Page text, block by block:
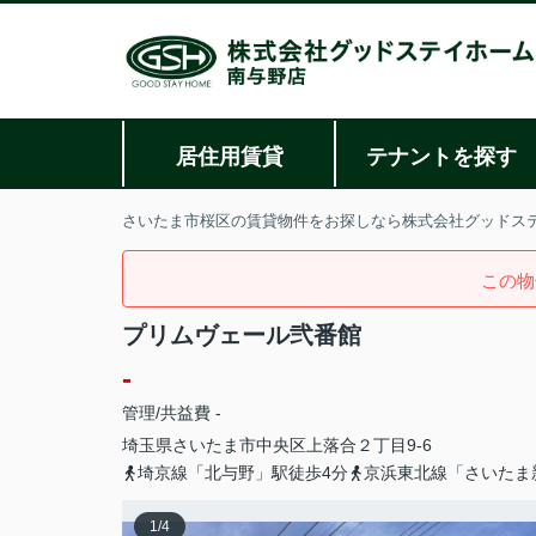
居住用賃貸 テナントを探す
さいたま市桜区の賃貸物件をお探しなら株式会社グッドス
この
プリムヴェール弐番館
-
管理/共益費 -
埼玉県さいたま市中央区 上落合 ２丁目9-6
埼京線「北与野」駅徒歩4分
京浜東北線「さいた
1/4